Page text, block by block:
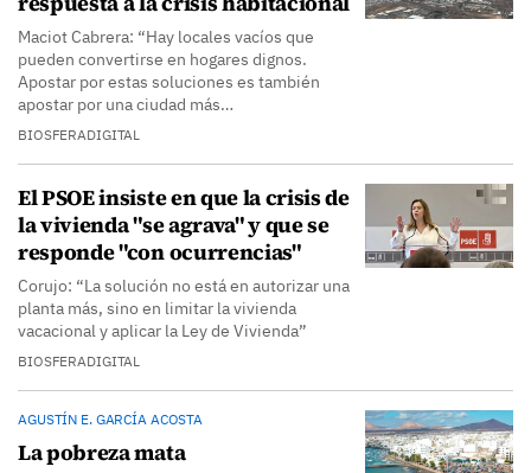
Maciot Cabrera: “Hay locales vacíos que
pueden convertirse en hogares dignos.
Apostar por estas soluciones es también
apostar por una ciudad más…
BIOSFERADIGITAL
El PSOE insiste en que la crisis de
la vivienda "se agrava" y que se
responde "con ocurrencias"
Corujo: “La solución no está en autorizar una
planta más, sino en limitar la vivienda
vacacional y aplicar la Ley de Vivienda”
BIOSFERADIGITAL
AGUSTÍN E. GARCÍA ACOSTA
La pobreza mata